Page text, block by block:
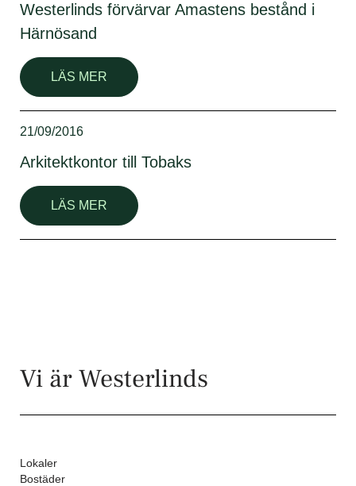
Westerlinds förvärvar Amastens bestånd i
Härnösand
LÄS MER
21/09/2016
Arkitektkontor till Tobaks
LÄS MER
Vi är Westerlinds
Lokaler
Bostäder